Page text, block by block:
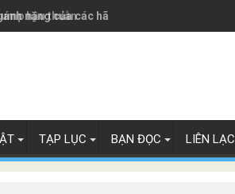
nặng của các hãng xe Đức
hậu thuẫn
TẠP LỤC BẠN ĐỌC LIÊN LẠC